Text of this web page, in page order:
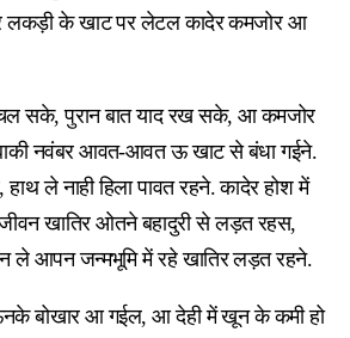
लकड़ी के खाट पर लेटल कादेर कमजोर आ
चल सके, पुरान बात याद रख सके, आ कमजोर
नवंबर आवत-आवत ऊ खाट से बंधा गईने.
ले नाही हिला पावत रहने. कादेर होश में
खातिर ओतने बहादुरी से लड़त रहस,
ले आपन जन्मभूमि में रहे खातिर लड़त रहने.
बोखार आ गईल, आ देही में खून के कमी हो